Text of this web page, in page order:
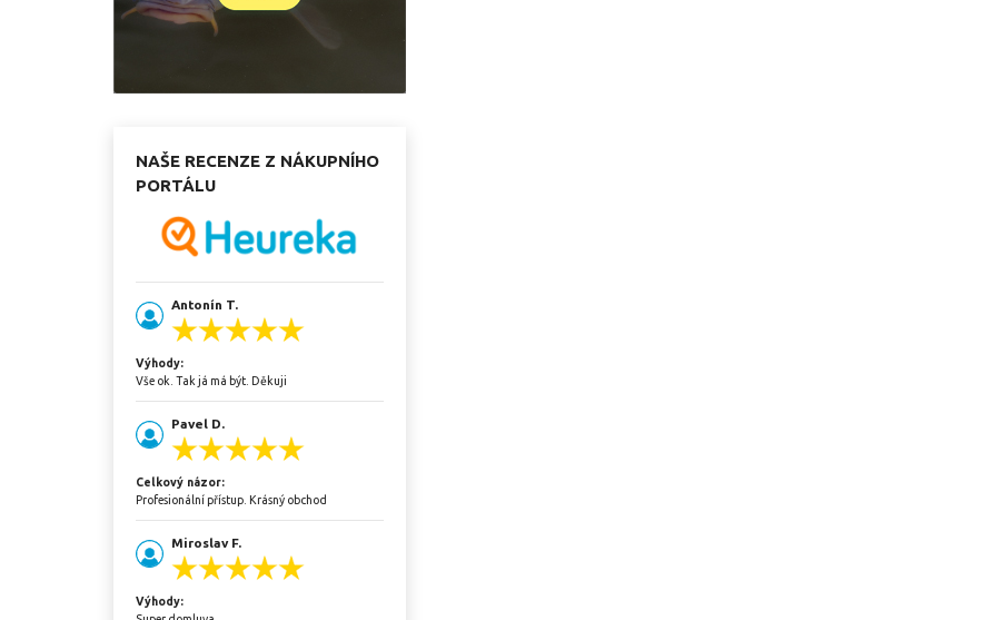
NAŠE RECENZE Z NÁKUPNÍHO
PORTÁLU
Antonín T.
Výhody:
Vše ok. Tak já má být. Děkuji
Pavel D.
Celkový názor:
Profesionální přístup. Krásný obchod
Miroslav F.
Výhody: